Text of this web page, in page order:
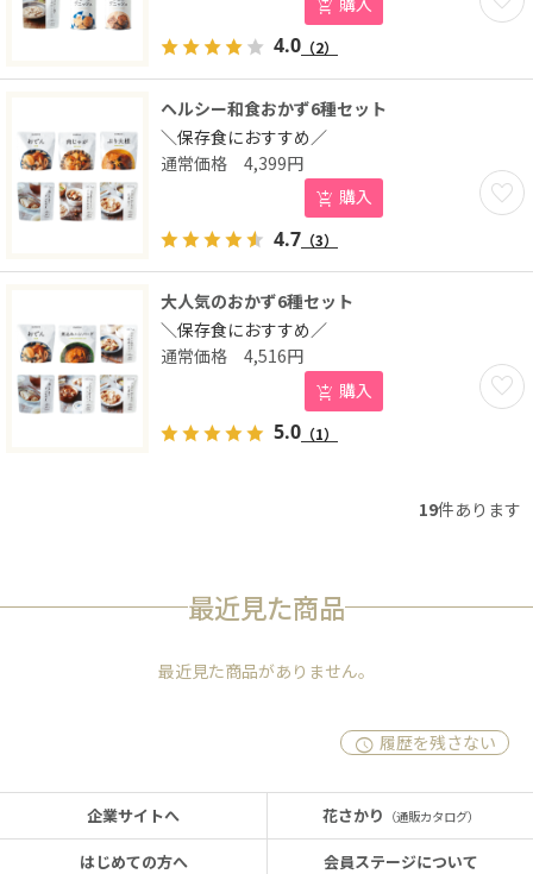
4.0 （2）
ヘルシー和食おかず6種セット
＼保存食におすすめ／
お気
4,399円
購入
4.7 （3）
大人気のおかず6種セット
＼保存食におすすめ／
お気
4,516円
購入
5.0 （1）
19件あります
最近見た商品
最近見た商品がありません。
履歴を残さない
企業サイトへ
はじめての方へ
花さかり （通販カタログ）
会員ステージについて